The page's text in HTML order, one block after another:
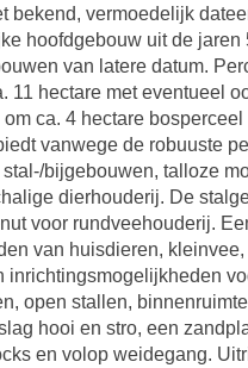
bekend, vermoedelijk
hoofdgebouw uit de jaren
van latere datum.
11 hectare met eventueel
ca. 4 hectare
vanwege de robuuste
bijgebouwen, talloze
dierhouderij. De
voor rundveehouderij.
van huisdieren, kleinvee,
inrichtingsmogelijkheden
open stallen,
hooi en stro, een
en volop weidegang.